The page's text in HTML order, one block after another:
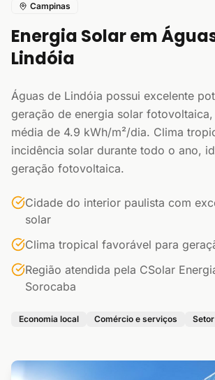
Campinas
Energia Solar em
Lindóia
Águas de Lindóia possui excelente
geração de energia solar
média de 4.9 kWh/m²/dia. Clima
incidência solar durante todo o ano,
geração fotovoltaica.
Cidade do interior paulista com
solar
Clima tropical favorável para
Região atendida pela CSolar
Sorocaba
Economia local Comércio e serviços